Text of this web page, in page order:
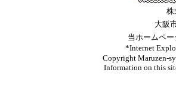
大阪
当ホームペ
*Internet
Copyright Maruzen-
Information on this